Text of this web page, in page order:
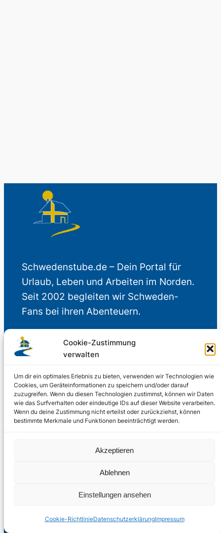
Cookie-Zustimmung
verwalten
Um dir ein optimales Erlebnis zu bieten, verwenden wir Technologien wie
Cookies, um Geräteinformationen zu speichern und/oder darauf
zuzugreifen. Wenn du diesen Technologien zustimmst, können wir Daten
wie das Surfverhalten oder eindeutige IDs auf dieser Website verarbeiten.
Wenn du deine Zustimmung nicht erteilst oder zurückziehst, können
bestimmte Merkmale und Funktionen beeinträchtigt werden.
Akzeptieren
Ablehnen
Einstellungen ansehen
Cookie-RichtlinieDatenschutzerklärungImpressum
Schwedenstube.de – Dein Portal für
Urlaub, Leben und Arbeiten im Norden.
Seit 2002 begleiten wir Schweden-
Fans bei ihren Abenteuern.
Schweden erleben
Wissen & Service
der Redaktion.